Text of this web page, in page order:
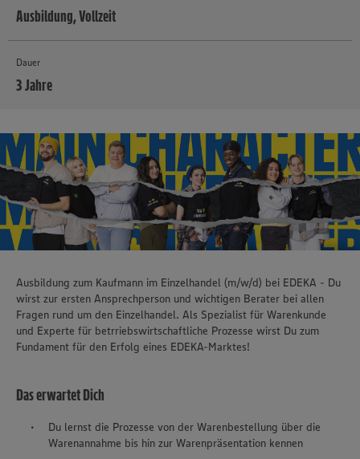
Ausbildung, Vollzeit
Dauer
3 Jahre
Ausbildung zum Kaufmann im Einzelhandel (m/w/d) bei EDEKA - Du
wirst zur ersten Ansprechperson und wichtigen Berater bei allen
Fragen rund um den Einzelhandel. Als Spezialist für Warenkunde
und Experte für betrriebswirtschaftliche Prozesse wirst Du zum
Fundament für den Erfolg eines EDEKA-Marktes!
Das erwartet Dich
Du lernst die Prozesse von der Warenbestellung über die
Warenannahme bis hin zur Warenpräsentation kennen